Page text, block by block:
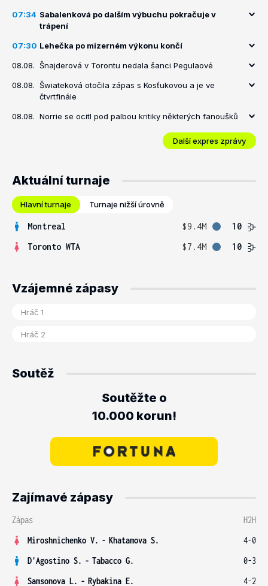
07:34 Sabalenková po dalším výbuchu pokračuje v
trápení
07:30 Lehečka po mizerném výkonu končí
08.08. Šnajderová v Torontu nedala šanci Pegulaové
08.08. Šwiateková otočila zápas s Kosťukovou a je ve
čtvrtfinále
08.08. Norrie se ocitl pod palbou kritiky některých fanoušků
Další expres zprávy
Aktuální turnaje
Hlavní turnaje Turnaje nižší úrovně
Montreal $9.4M
10
Toronto WTA
$7.4M 10
Vzájemné zápasy
Soutěž
Soutěžte o
10.000 korun!
Zajímavé zápasy
Zápas
H2H
Miroshnichenko V. - Khatamova S.
4-0
D'Agostino S. - Tabacco G.
0-3
Samsonova L. - Rybakina E.
4-2